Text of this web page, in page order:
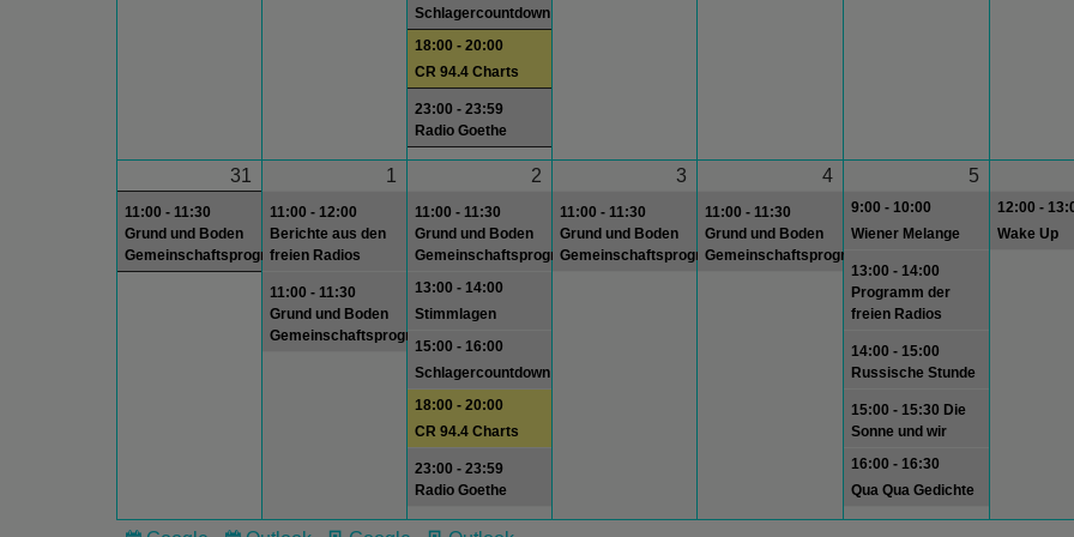
Schlagercountdown
18:00 - 20:00
CR 94.4 Charts
23:00 - 23:59
Radio Goethe
31
11:00 - 11:30
Grund und Boden
Gemeinschaftsprogramm
1
11:00 - 12:00
Berichte aus den
freien Radios
11:00 - 11:30
Grund und Boden
Gemeinschaftsprogramm
2
11:00 - 11:30
Grund und Boden
Gemeinschaftsprogramm
13:00 - 14:00
Stimmlagen
15:00 - 16:00
Schlagercountdown
18:00 - 20:00
CR 94.4 Charts
23:00 - 23:59
Radio Goethe
3
11:00 - 11:30
Grund und Boden
Gemeinschaftsprogramm
4
11:00 - 11:30
Grund und Boden
Gemeinschaftsprogramm
5
9:00 - 10:00
Wiener Melange
13:00 - 14:00
Programm der
freien Radios
14:00 - 15:00
Russische Stunde
15:00 - 15:30 Die
Sonne und wir
16:00 - 16:30
Qua Qua Gedichte
12:00 -
Wake Up